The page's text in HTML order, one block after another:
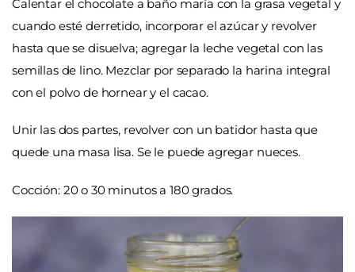
Calentar el chocolate a baño maría con la grasa vegetal y
cuando esté derretido, incorporar el azúcar y revolver
hasta que se disuelva; agregar la leche vegetal con las
semillas de lino. Mezclar por separado la harina integral
con el polvo de hornear y el cacao.
Unir las dos partes, revolver con un batidor hasta que
quede una masa lisa. Se le puede agregar nueces.
Cocción: 20 o 30 minutos a 180 grados.